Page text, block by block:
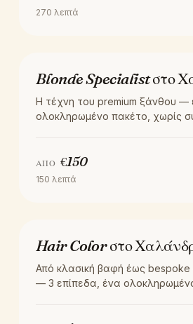
270 λεπτά
ΧΡΏΜΑ
Blonde Specialist στο
Η τέχνη του premium ξάνθου —
ολοκληρωμένο πακέτο, χωρίς
ΑΠΌ €150
150 λεπτά
ΧΡΏΜΑ
Hair Color στο
Από κλασική βαφή έως
— 3 επίπεδα, ένα